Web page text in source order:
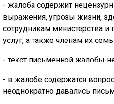
- жалоба содержит
выражения, угрозы жизни,
сотрудникам министерства
услуг, а также членам их
- текст письменной жалобы
- в жалобе содержатся
неоднократно давались